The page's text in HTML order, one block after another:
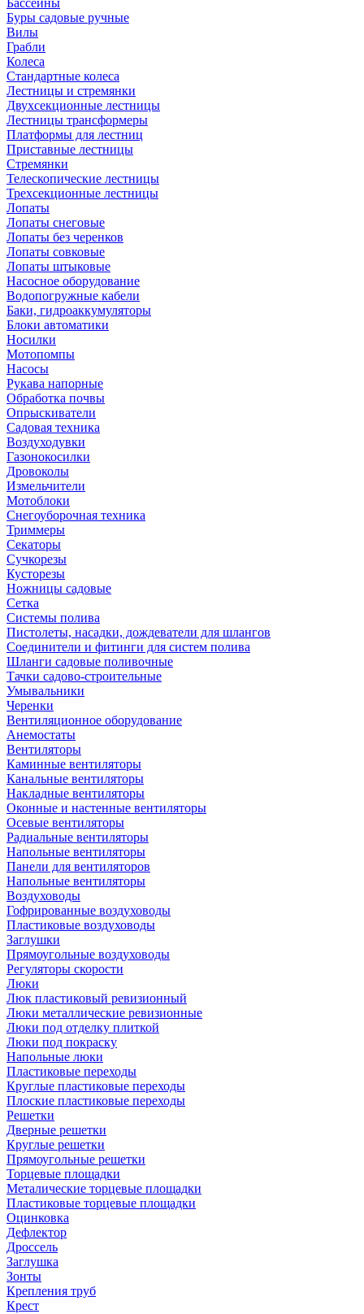
Бассейны
Буры садовые ручные
Вилы
Грабли
Колеса
Стандартные колеса
Лестницы и стремянки
Двухсекционные лестницы
Лестницы трансформеры
Платформы для лестниц
Приставные лестницы
Стремянки
Телескопические лестницы
Трехсекционные лестницы
Лопаты
Лопаты снеговые
Лопаты без черенков
Лопаты совковые
Лопаты штыковые
Насосное оборудование
Водопогружные кабели
Баки, гидроаккумуляторы
Блоки автоматики
Носилки
Мотопомпы
Насосы
Рукава напорные
Обработка почвы
Опрыскиватели
Садовая техника
Воздуходувки
Газонокосилки
Дровоколы
Измельчители
Мотоблоки
Снегоуборочная техника
Триммеры
Секаторы
Сучкорезы
Кусторезы
Ножницы садовые
Сетка
Системы полива
Пистолеты, насадки, дождеватели для шлангов
Соединители и фитинги для систем полива
Шланги садовые поливочные
Тачки садово-строительные
Умывальники
Черенки
Вентиляционное оборудование
Анемостаты
Вентиляторы
Каминные вентиляторы
Канальные вентиляторы
Накладные вентиляторы
Оконные и настенные вентиляторы
Осевые вентиляторы
Радиальные вентиляторы
Напольные вентиляторы
Панели для вентиляторов
Напольные вентиляторы
Воздуховоды
Гофрированные воздуховоды
Пластиковые воздуховоды
Заглушки
Прямоугольные воздуховоды
Регуляторы скорости
Люки
Люк пластиковый ревизионный
Люки металлические ревизионные
Люки под отделку плиткой
Люки под покраску
Напольные люки
Пластиковые переходы
Круглые пластиковые переходы
Плоские пластиковые переходы
Решетки
Дверные решетки
Круглые решетки
Прямоугольные решетки
Торцевые площадки
Металические торцевые площадки
Пластиковые торцевые площадки
Оцинковка
Дефлектор
Дроссель
Заглушка
Зонты
Крепления труб
Крест